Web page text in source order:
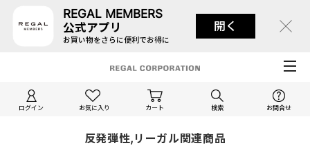
REGAL MEMBERS
公式アプリ
お買い物をさらに便利でお得に
開く
ログイン お気に入り カート 検索 お問合せ
反発弾性,リーガル関連商品